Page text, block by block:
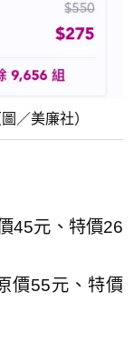
／美廉社）
45元、特價26
價55元、特價